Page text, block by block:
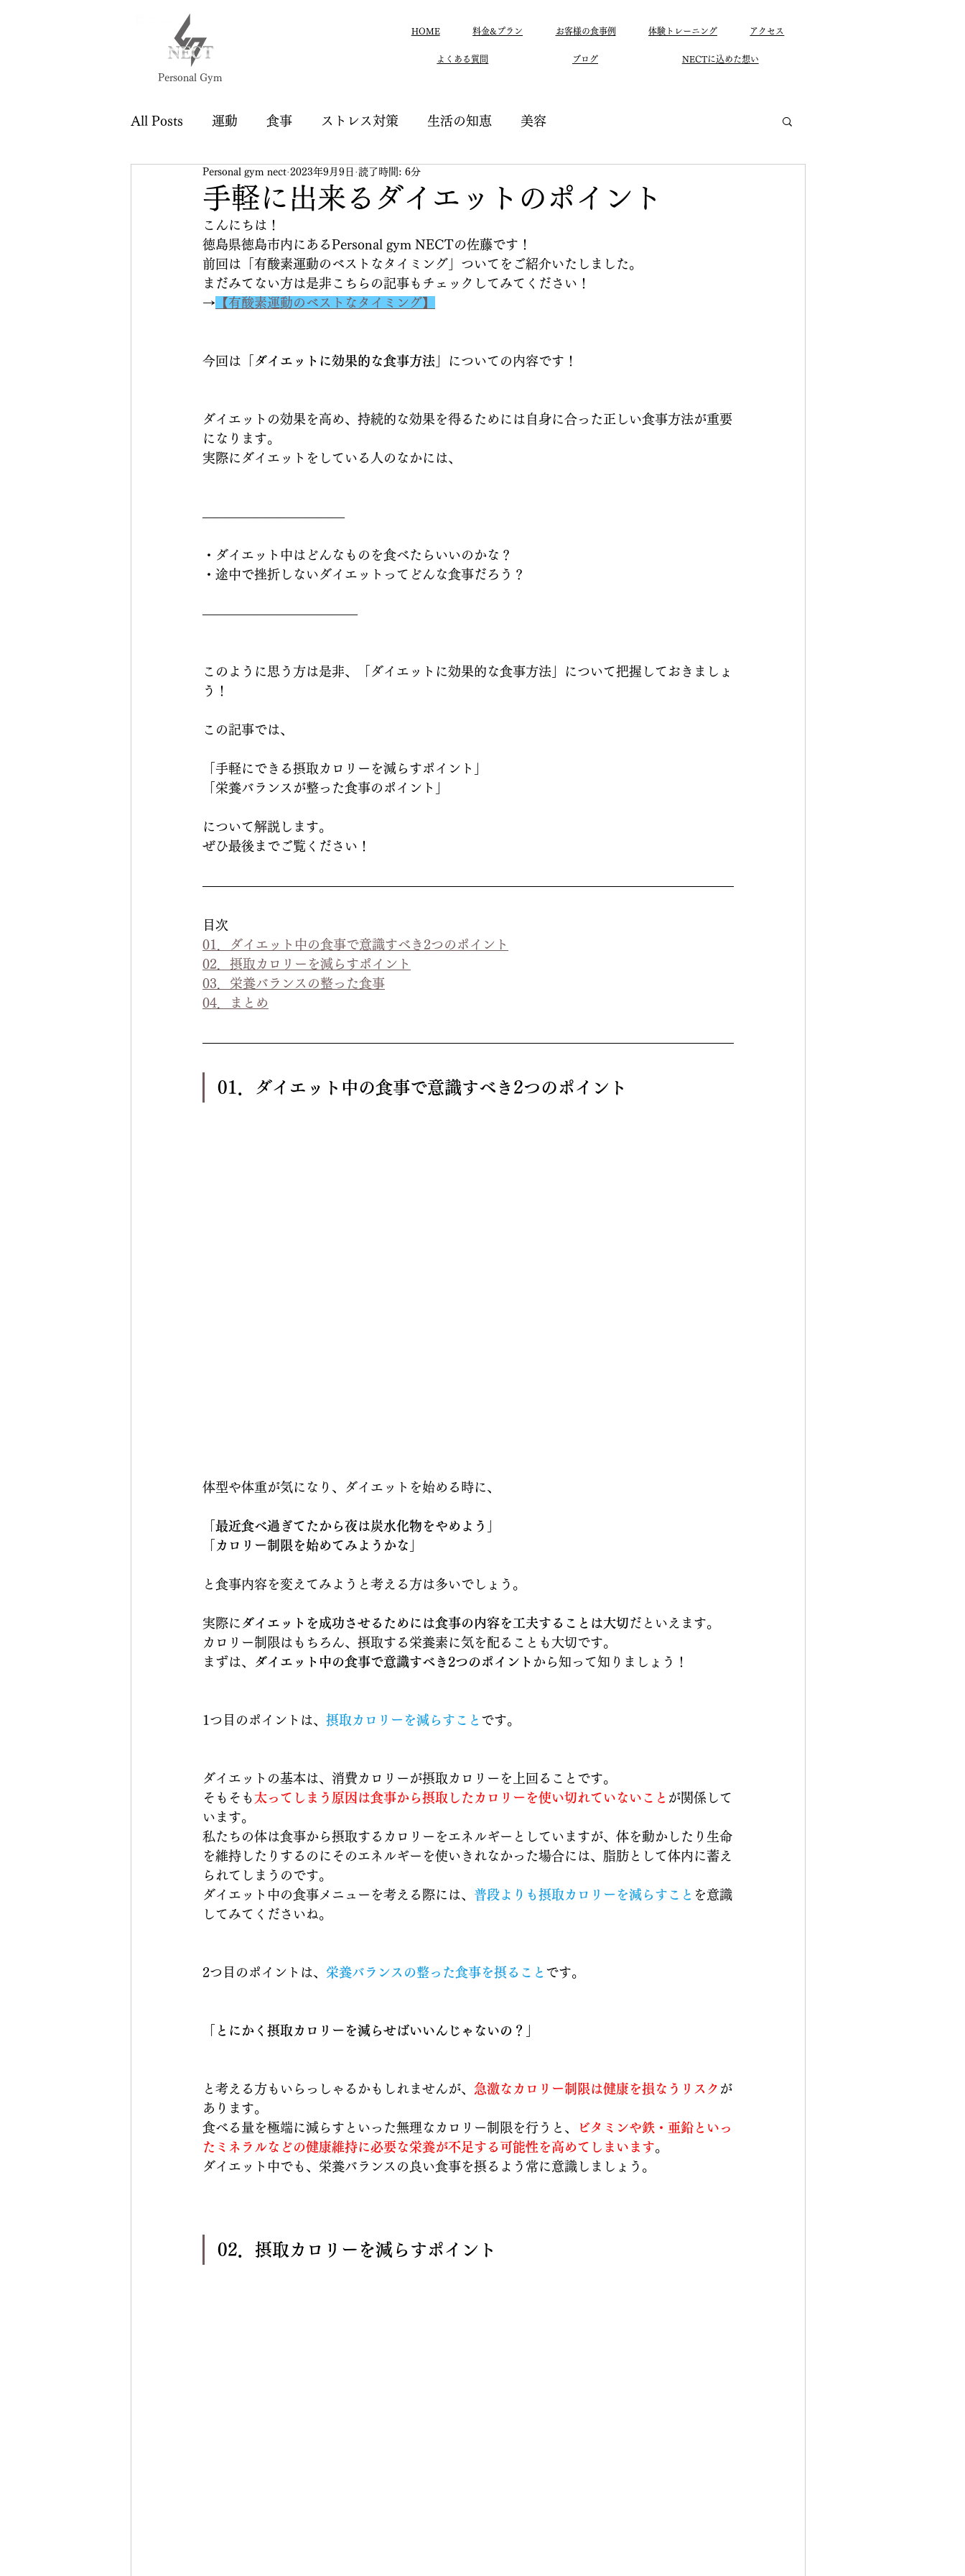
HOME 料金&プラン お客様の食事例 体験トレーニング アクセス
よくある質問 ブログ NECTに込めた想い
Personal Gym
All Posts 運動 食事 ストレス対策 生活の知恵 美容
手軽に出来るダイエットのポイント
Personal gym nect 2023年9月9日 読了時間: 6分
こんにちは！
徳島県徳島市内にあるPersonal gym NECTの佐藤です！
前回は「有酸素運動のベストなタイミング」ついてをご紹介いたしました。
まだみてない方は是非こちらの記事もチェックしてみてください！
→ 【有酸素運動のベストなタイミング】
今回は 「ダイエットに効果的な食事方法」 についての内容です！
ダイエットの効果を高め、持続的な効果を得るためには自身に合った正しい食事方法が重要
になります。
実際にダイエットをしている人のなかには、
———————————
・ダイエット中はどんなものを食べたらいいのかな？
・途中で挫折しないダイエットってどんな食事だろう？
————————————
このように思う方は是非、「ダイエットに効果的な食事方法」について把握しておきましょ
う！
この記事では、
「手軽にできる摂取カロリーを減らすポイント」
「栄養バランスが整った食事のポイント」
について解説します。
ぜひ最後までご覧ください！
目次
01．ダイエット中の食事で意識すべき2つのポイント
02．摂取カロリーを減らすポイント
03．栄養バランスの整った食事
04．まとめ
01．ダイエット中の食事で意識すべき2つのポイント
体型や体重が気になり、ダイエットを始める時に、
「最近食べ過ぎてたから夜は炭水化物をやめよう」
「カロリー制限を始めてみようかな」
と食事内容を変えてみようと考える方は多いでしょう。
実際に ダイエットを成功させるためには食事の内容を工夫することは大切だといえます。
カロリー制限はもちろん、摂取する栄養素に気を配ることも大切です。
まずは、
ダイエット中の食事で意識すべき2つのポイント から知って知りましょう！
1つ目のポイントは、 摂取カロリーを減らすこと です。
ダイエットの基本は、消費カロリーが摂取カロリーを上回ることです。
そもそも 太ってしまう原因は食事から摂取したカロリーを使い切れていないこと が関係して
います。
私たちの体は食事から摂取するカロリーをエネルギーとしていますが、体を動かしたり生命
を維持したりするのにそのエネルギーを使いきれなかった場合には、脂肪として体内に蓄え
られてしまうのです。
ダイエット中の食事メニューを考える際には、 普段よりも摂取カロリーを減らすこと を意識
してみてくださいね。
2つ目のポイントは、 栄養バランスの整った食事を摂ること です。
「とにかく摂取カロリーを減らせばいいんじゃないの？」
と考える方もいらっしゃるかもしれませんが、 急激なカロリー制限は健康を損なうリスク が
あります。
食べる量を極端に減らすといった無理なカロリー制限を行うと、
ビタミンや鉄・亜鉛といっ
たミネラルなどの健康維持に必要な栄養が不足する可能性を高めてしまいます。
ダイエット中でも、栄養バランスの良い食事を摂るよう常に意識しましょう。
02．摂取カロリーを減らすポイント